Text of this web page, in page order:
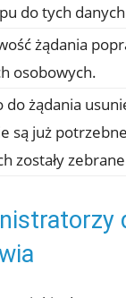
do tych
żądania
osobowych.
do żądania
są już
zostały